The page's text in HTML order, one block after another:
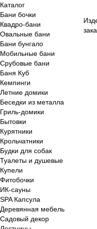
Каталог
Бани бочки
Квадро-бани
Овальные бани
Бани бунгало
Мобильные бани
Срубовые бани
Баня Куб
Кемпинги
Летние домики
Беседки из металла
Гриль-домики
Бытовки
Курятники
Крольчатники
Будки для собак
Туалеты и душевые
Купели
Фитобочки
ИК-сауны
SPA Капсула
Деревянная мебель
Садовый декор